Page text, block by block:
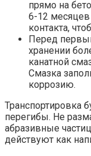
прямо на
6-12 месяцев
контакта,
Перед
хранении
канатной
Смазка
коррозию.
Транспортировка
перегибы. Не
абразивные
действуют как